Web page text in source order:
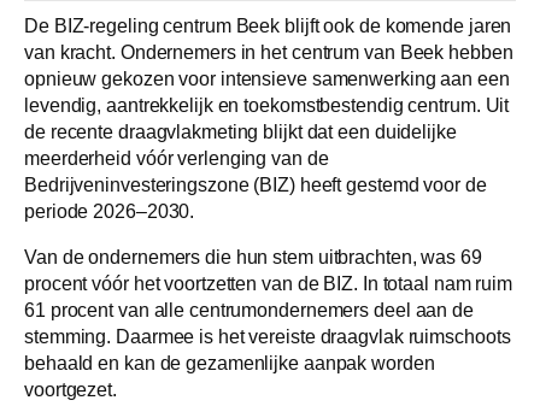
De BIZ-regeling centrum Beek blijft ook de komende jaren
van kracht. Ondernemers in het centrum van Beek hebben
opnieuw gekozen voor intensieve samenwerking aan een
levendig, aantrekkelijk en toekomstbestendig centrum. Uit
de recente draagvlakmeting blijkt dat een duidelijke
meerderheid vóór verlenging van de
Bedrijveninvesteringszone (BIZ) heeft gestemd voor de
periode 2026–2030.
Van de ondernemers die hun stem uitbrachten, was 69
procent vóór het voortzetten van de BIZ. In totaal nam ruim
61 procent van alle centrumondernemers deel aan de
stemming. Daarmee is het vereiste draagvlak ruimschoots
behaald en kan de gezamenlijke aanpak worden
voortgezet.